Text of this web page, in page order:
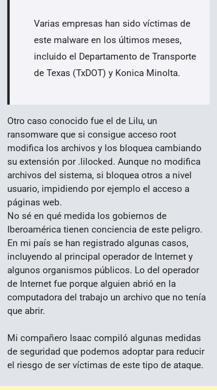
Varias empresas han sido víctimas de
este malware en los últimos meses,
incluido el Departamento de Transporte
de Texas (TxDOT) y Konica Minolta.
Otro caso conocido fue el de Lilu, un
ransomware que si consigue acceso root
modifica los archivos y los bloquea cambiando
su extensión por .lilocked. Aunque no modifica
archivos del sistema, si bloquea otros a nivel
usuario, impidiendo por ejemplo el acceso a
páginas web.
No sé en qué medida los gobiernos de
Iberoamérica tienen conciencia de este peligro.
En mi país se han registrado algunas casos,
incluyendo al principal operador de Internet y
algunos organismos públicos. Lo del operador
de Internet fue porque alguien abrió en la
computadora del trabajo un archivo que no tenía
que abrir.
Mi compañero Isaac compiló algunas medidas
de seguridad que podemos adoptar para reducir
el riesgo de ser víctimas de este tipo de ataque.